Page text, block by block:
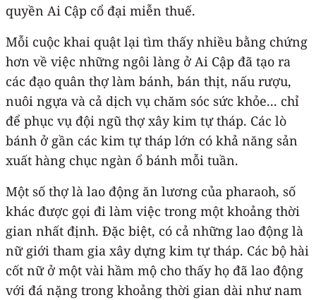
quyền Ai Cập cổ đại miễn thuế.
Mỗi cuộc khai quật lại tìm thấy nhiều bằng chứng
hơn về việc những ngôi làng ở Ai Cập đã tạo ra
các đạo quân thợ làm bánh, bán thịt, nấu rượu,
nuôi ngựa và cả dịch vụ chăm sóc sức khỏe... chỉ
để phục vụ đội ngũ thợ xây kim tự tháp. Các lò
bánh ở gần các kim tự tháp lớn có khả năng sản
xuất hàng chục ngàn ổ bánh mỗi tuần.
Một số thợ là lao động ăn lương của pharaoh, số
khác được gọi đi làm việc trong một khoảng thời
gian nhất định. Đặc biệt, có cả những lao động là
nữ giới tham gia xây dựng kim tự tháp. Các bộ hài
cốt nữ ở một vài hầm mộ cho thấy họ đã lao động
với đá nặng trong khoảng thời gian dài như nam